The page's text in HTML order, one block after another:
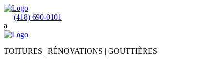
(418) 690-0101
a
TOITURES | RÉNOVATIONS | GOUTTIÈRES